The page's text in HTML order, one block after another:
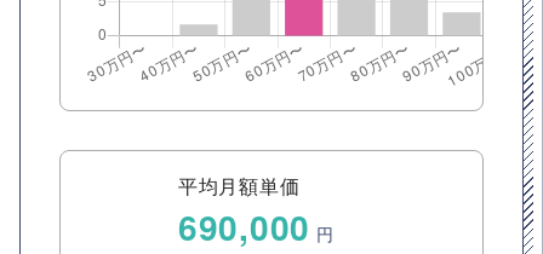
平均月額単価
690,000 円